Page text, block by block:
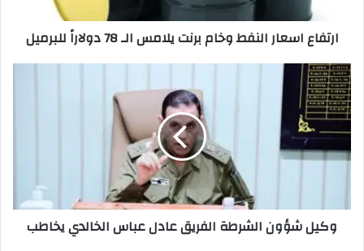
للبرميل
ارتفاع اسعار النفط وخام برنت يلامس الـ 78 دولاراً للبرميل
وكيل
شؤون
الشرطة
الفريق
عادل
عباس
وكيل شؤون الشرطة الفريق عادل عباس الخالدي يخاطب